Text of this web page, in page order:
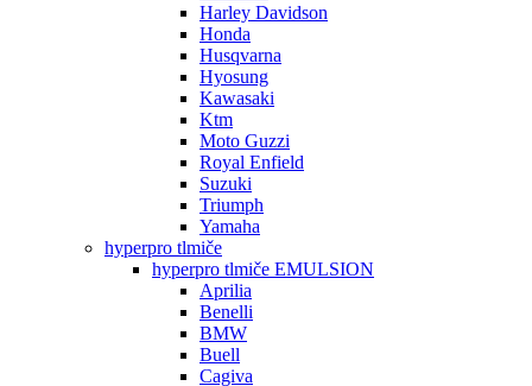
Harley Davidson
Honda
Husqvarna
Hyosung
Kawasaki
Ktm
Moto Guzzi
Royal Enfield
Suzuki
Triumph
Yamaha
hyperpro tlmiče
hyperpro tlmiče EMULSION
Aprilia
Benelli
BMW
Buell
Cagiva